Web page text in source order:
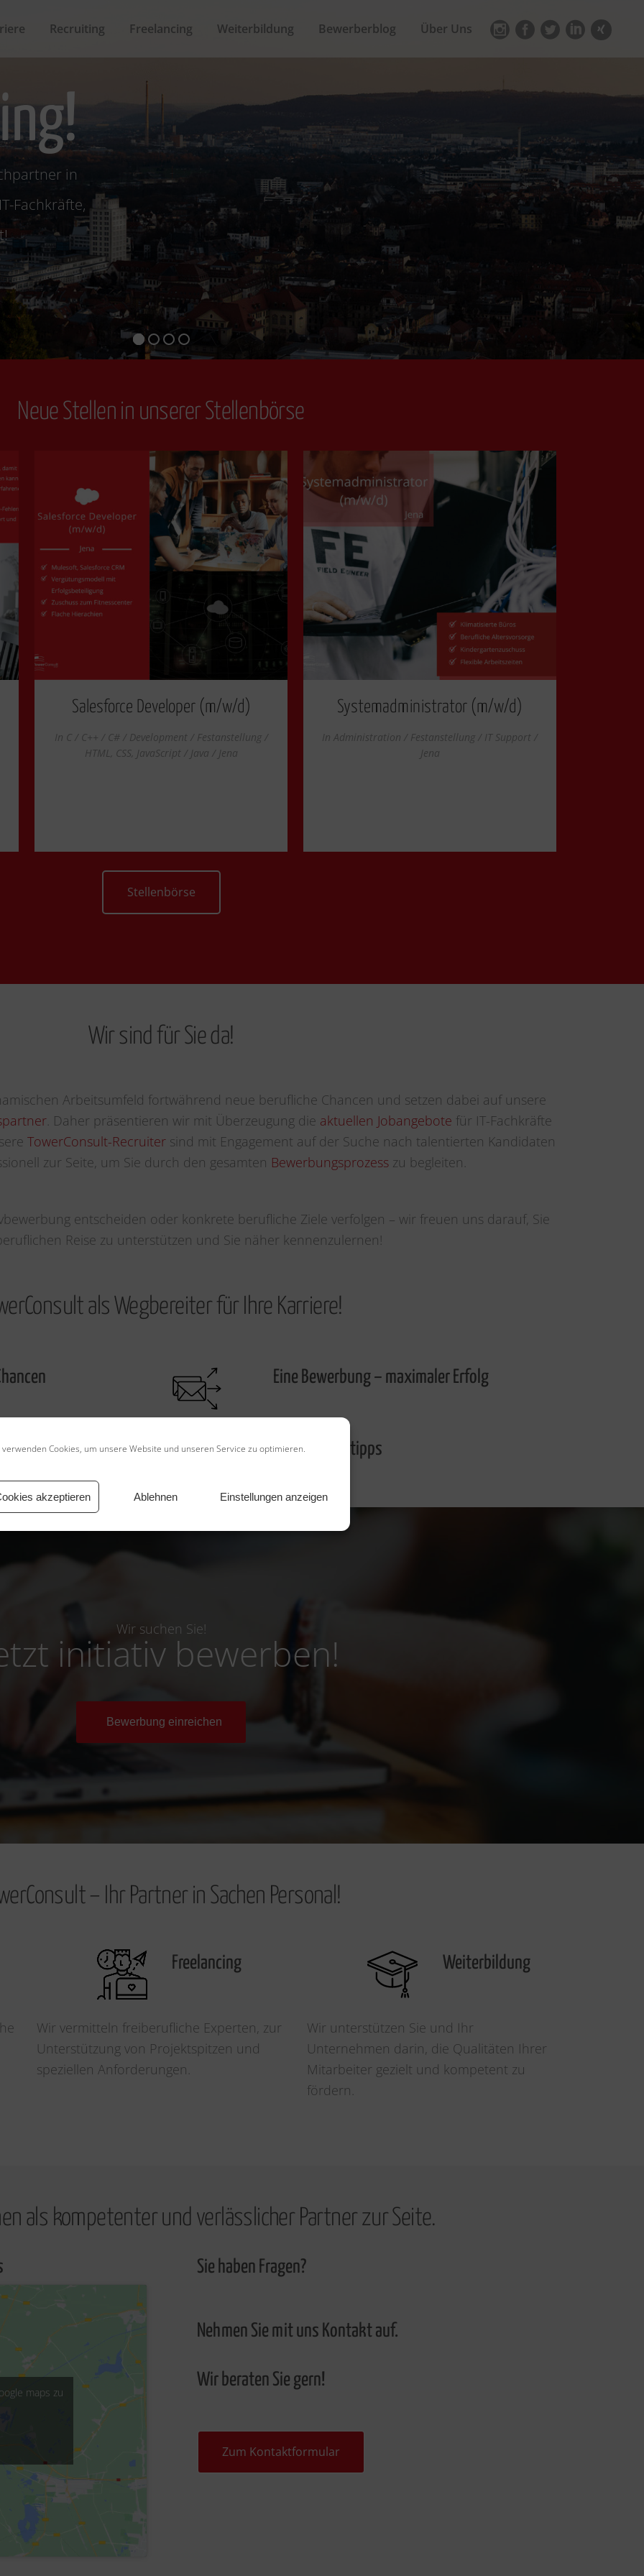
verwenden Cookies, um unsere Website und unseren Service zu optimieren.
akzeptieren Ablehnen Einstellungen anzeigen
Recruiting Freelancing Weiterbildung Bewerberblog Über Uns
in
Fachkräfte,
Neue Stellen in unserer Stellenbörse
Salesforce Developer (m/w/d)
In C / C++ / C# / Development / Festanstellung /
HTML, CSS, JavaScript / Java / Jena
Systemadministrator (m/w/d)
In Administration / Festanstellung / IT Support /
Jena
Stellenbörse
Wir sind für Sie da!
Arbeitsumfeld fortwährend neue berufliche Chancen und setzen dabei auf unsere
. Daher präsentieren wir mit Überzeugung die aktuellen Jobangebote für IT-Fachkräfte
TowerConsult-Recruitersind mit Engagement auf der Suche nach talentierten Kandidaten
zur Seite, um Sie durch den gesamten Bewerbungsprozess zu begleiten.
entscheiden oder konkrete berufliche Ziele verfolgen – wir freuen uns darauf, Sie
Reise zu unterstützen und Sie näher kennenzulernen!
als Wegbereiter für Ihre Karriere!
Eine Bewerbung – maximaler Erfolg
Bewerbungstipps
Wir suchen Sie!
initiativ bewerben!
Bewerbung einreichen
– Ihr Partner in Sachen Personal!
Freelancing
Wir vermitteln freiberufliche Experten, zur
Unterstützung von Projektspitzen und
speziellen Anforderungen.
Weiterbildung
Wir unterstützen Sie und Ihr
Unternehmen darin, die Qualitäten Ihrer
Mitarbeiter gezielt und kompetent zu
fördern.
als kompetenter und verlässlicher Partner zur Seite.
maps zu
Sie haben Fragen?
Nehmen Sie mit uns Kontakt auf.
Wir beraten Sie gern!
Zum Kontaktformular